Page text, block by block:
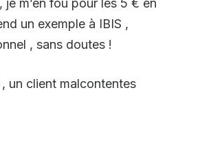
je m’en fou pour les 5 € en
un exemple à IBIS ,
, sans doutes !
, un client malcontentes